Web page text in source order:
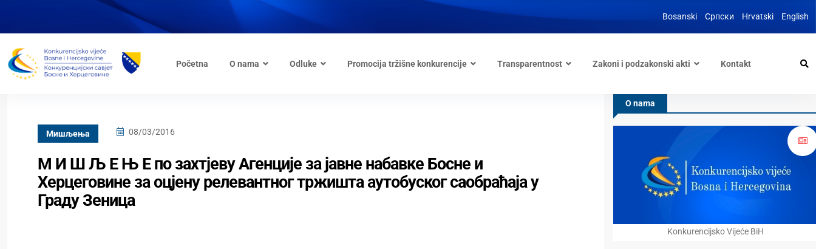
Bosanski Српски Hrvatski English
Početna O nama Odluke Promocija tržišne konkurencije Transparentnost Zakoni i podzakonski akti Kontakt
Mишљења 08/03/2016
М И Ш Љ Е Њ Е по захтјеву Агенције за јавне набавке Босне и
Херцеговине за оцјену релевантног тржишта аутобуског саобраћаја у
Граду Зеница
O nama
Konkurencijsko Vijeće BiH